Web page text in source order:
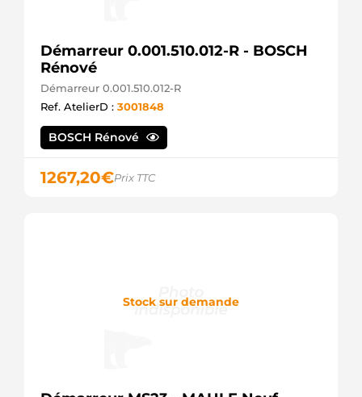
Démarreur 0.001.510.012-R - BOSCH
Rénové
Démarreur 0.001.510.012-R
Ref. AtelierD : 3001848
BOSCH Rénové
1267,20€Prix TTC
Stock sur demande